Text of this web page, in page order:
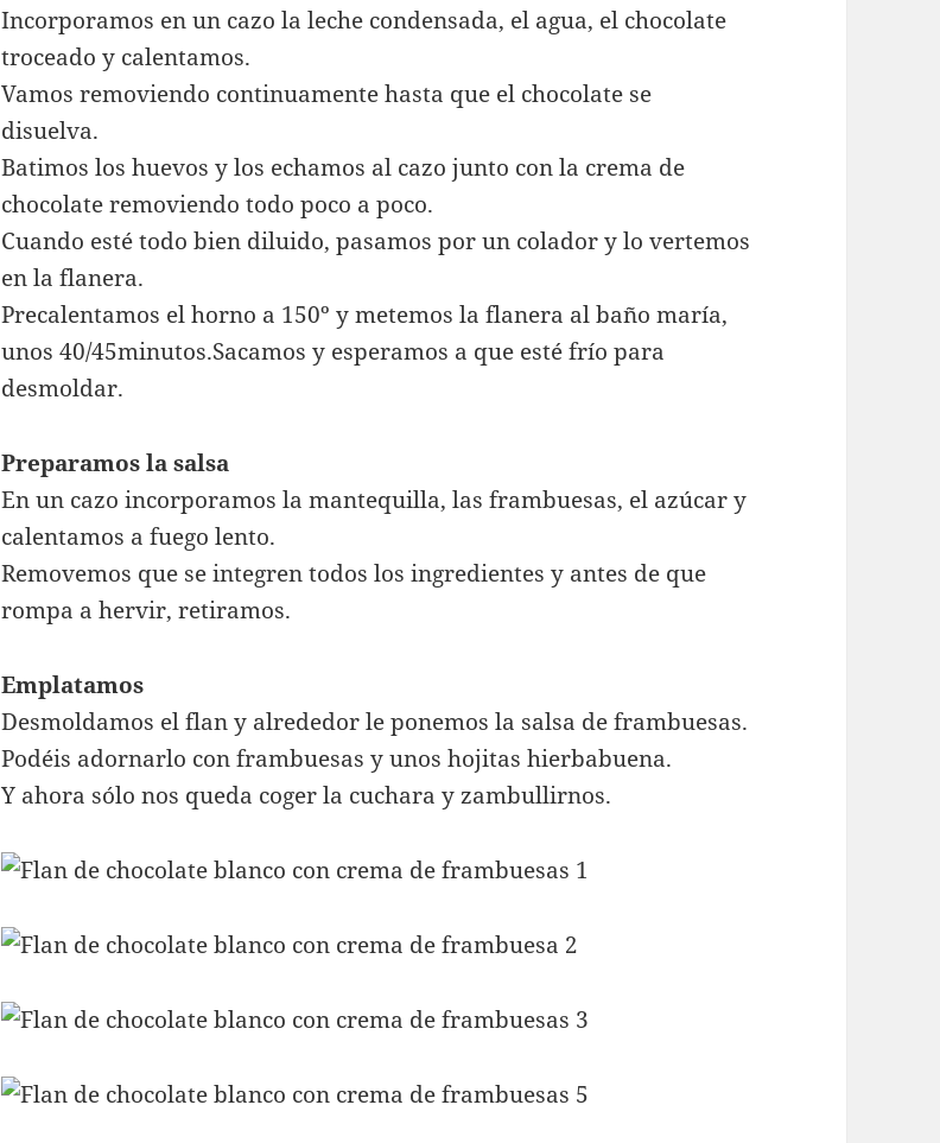
Incorporamos en un cazo la leche condensada, el agua, el chocolate
troceado y calentamos.
Vamos removiendo continuamente hasta que el chocolate se
disuelva.
Batimos los huevos y los echamos al cazo junto con la crema de
chocolate removiendo todo poco a poco.
Cuando esté todo bien diluido, pasamos por un colador y lo vertemos
en la flanera.
Precalentamos el horno a 150º y metemos la flanera al baño maría,
unos 40/45minutos.Sacamos y esperamos a que esté frío para
desmoldar.
Preparamos la salsa
En un cazo incorporamos la mantequilla, las frambuesas, el azúcar y
calentamos a fuego lento.
Removemos que se integren todos los ingredientes y antes de que
rompa a hervir, retiramos.
Emplatamos
Desmoldamos el flan y alrededor le ponemos la salsa de frambuesas.
Podéis adornarlo con frambuesas y unos hojitas hierbabuena.
Y ahora sólo nos queda coger la cuchara y zambullirnos.